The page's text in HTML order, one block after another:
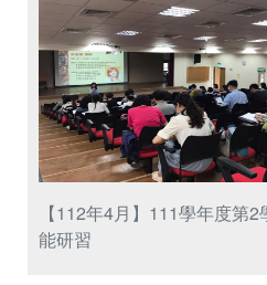
【112年4月】111學年度第
能研習